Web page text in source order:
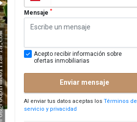
Mensaje *
Acepto recibir información sobre
ofertas inmobiliarias
Enviar mensaje
Al enviar tus datos aceptas los Términos de
servicio y privacidad